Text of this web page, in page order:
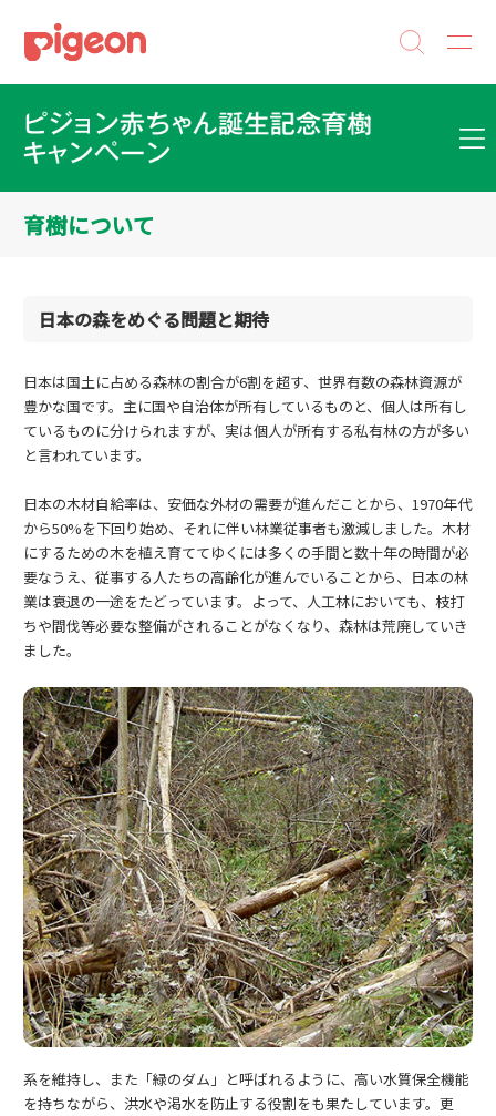
育樹について
日本の森をめぐる問題と期待
日本は国土に占める森林の割合が6割を超す、世界有数の森林資源が
豊かな国です。主に国や自治体が所有しているものと、個人は所有し
ているものに分けられますが、実は個人が所有する私有林の方が多い
と言われています。
日本の木材自給率は、安価な外材の需要が進んだことから、1970年代
から50%を下回り始め、それに伴い林業従事者も激減しました。木材
にするための木を植え育ててゆくには多くの手間と数十年の時間が必
要なうえ、従事する人たちの高齢化が進んでいることから、日本の林
業は衰退の一途をたどっています。よって、人工林においても、枝打
ちや間伐等必要な整備がされることがなくなり、森林は荒廃していき
ました。
系を維持し、また「緑のダム」と呼ばれるように、高い水質保全機能
を持ちながら、洪水や渇水を防止する役割をも果たしています。更